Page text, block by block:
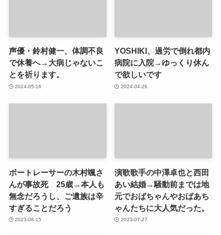
声優・鈴村健一、体調不良
で休養へ→大病じゃないこ
とを祈ります。
2024-05-16
YOSHIKI、過労で倒れ都内
病院に入院→ゆっくり休ん
で欲しいです
2024-04-26
ボートレーサーの木村颯さ
んが事故死 25歳→本人も
無念だろうし、ご遺族は辛
すぎることだろう
2023-08-15
演歌歌手の中澤卓也と西田
あい結婚→騒動前までは地
元でおばちゃんやおばあち
ゃんたちに大人気だった。
2023-07-27